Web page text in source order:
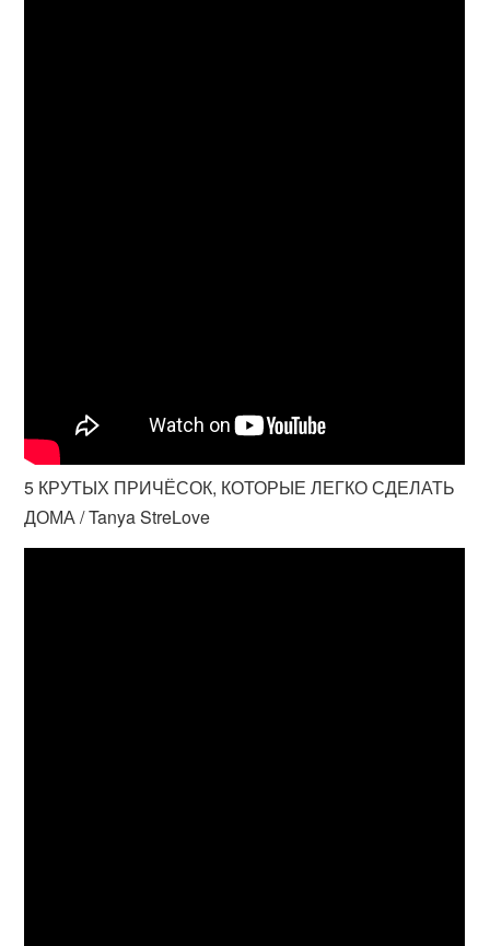
5 КРУТЫХ ПРИЧЁСОК, КОТОРЫЕ ЛЕГКО СДЕЛАТЬ
ДОМА / Tanya StreLove